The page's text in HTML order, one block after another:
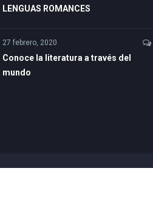
LENGUAS ROMANCES
27 febrero, 2020
Conoce la literatura a través del
mundo